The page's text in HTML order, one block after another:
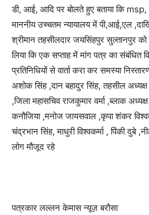
डी, आई, आदि पर बोलते हुए बताया कि
माननीय उच्चतम न्यायालय में पी,आई,एल
श्रीमान तहसीलदार जयसिंहपुर सुल्तानपुर
लिया कि एक सप्ताह में मांग पत्र का संबंधित
प्रतिनिधियों से वार्ता करा कर समस्या
अशोक सिंह ,दान बहादुर सिंह, तहसील अध्यक्ष
,जिला महासचिव राजकुमार वर्मा ,ब्लाक
कनौजिया ,मनोज जायसवाल ,कृपा शंकर
चंद्रभान सिंह, माधुरी विश्वकर्मा , पिंकी दुबे
लोग मौजूद रहे
पत्रकार लल्लन केमास न्यूज़ बरौसा